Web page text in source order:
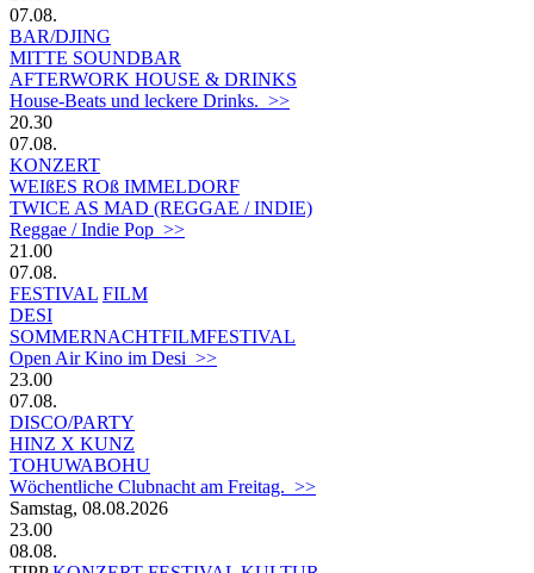
07.08.
BAR/DJING
MITTE SOUNDBAR
AFTERWORK HOUSE & DRINKS
House-Beats und leckere Drinks. >>
20.30
07.08.
KONZERT
WEIßES ROß IMMELDORF
TWICE AS MAD (REGGAE / INDIE)
Reggae / Indie Pop >>
21.00
07.08.
FESTIVAL FILM
DESI
SOMMERNACHTFILMFESTIVAL
Open Air Kino im Desi >>
23.00
07.08.
DISCO/PARTY
HINZ X KUNZ
TOHUWABOHU
Wöchentliche Clubnacht am Freitag. >>
Samstag, 08.08.2026
23.00
08.08.